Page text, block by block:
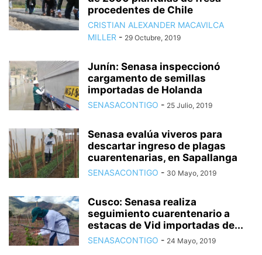
procedentes de Chile
CRISTIAN ALEXANDER MACAVILCA
MILLER - 29 Octubre, 2019
Junín: Senasa inspeccionó
cargamento de semillas
importadas de Holanda
SENASACONTIGO - 25 Julio, 2019
Senasa evalúa viveros para
descartar ingreso de plagas
cuarentenarias, en Sapallanga
SENASACONTIGO - 30 Mayo, 2019
Cusco: Senasa realiza
seguimiento cuarentenario a
estacas de Vid importadas de...
SENASACONTIGO - 24 Mayo, 2019